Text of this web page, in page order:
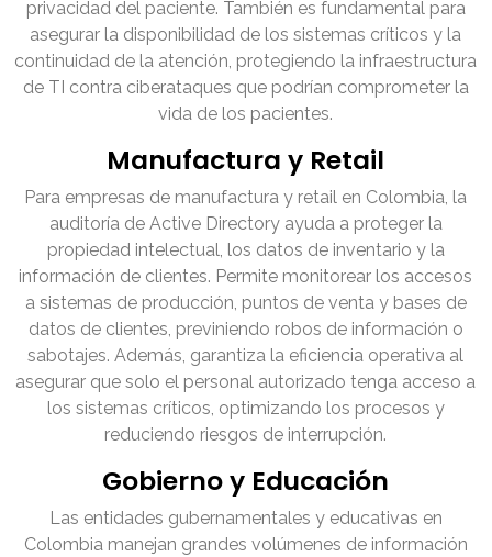
privacidad del paciente. También es fundamental para
asegurar la disponibilidad de los sistemas críticos y la
continuidad de la atención, protegiendo la infraestructura
de TI contra ciberataques que podrían comprometer la
vida de los pacientes.
Manufactura y Retail
Para empresas de manufactura y retail en Colombia, la
auditoría de Active Directory ayuda a proteger la
propiedad intelectual, los datos de inventario y la
información de clientes. Permite monitorear los accesos
a sistemas de producción, puntos de venta y bases de
datos de clientes, previniendo robos de información o
sabotajes. Además, garantiza la eficiencia operativa al
asegurar que solo el personal autorizado tenga acceso a
los sistemas críticos, optimizando los procesos y
reduciendo riesgos de interrupción.
Gobierno y Educación
Las entidades gubernamentales y educativas en
Colombia manejan grandes volúmenes de información